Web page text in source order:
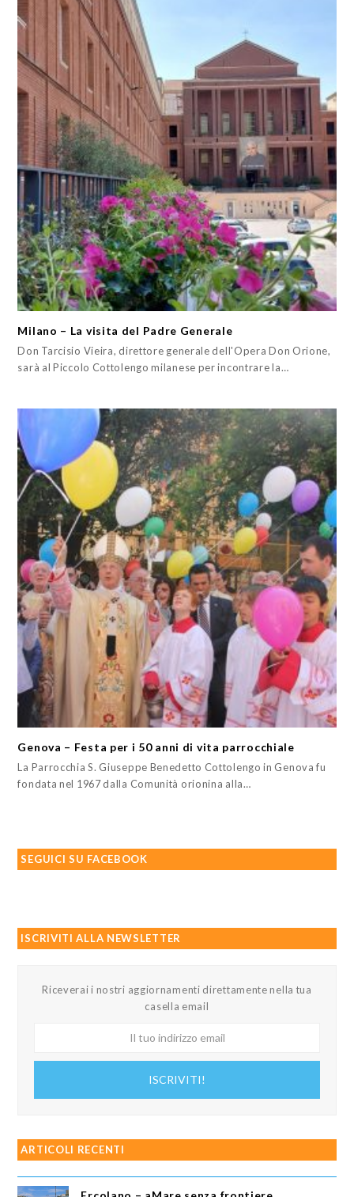
Milano – La visita del Padre Generale
Don Tarcisio Vieira, direttore generale dell'Opera Don Orione,
sarà al Piccolo Cottolengo milanese per incontrare la…
Genova – Festa per i 50 anni di vita parrocchiale
La Parrocchia S. Giuseppe Benedetto Cottolengo in Genova fu
fondata nel 1967 dalla Comunità orionina alla…
SEGUICI SU FACEBOOK
ISCRIVITI ALLA NEWSLETTER
Riceverai i nostri aggiornamenti direttamente nella tua
casella email
ISCRIVITI!
ARTICOLI RECENTI